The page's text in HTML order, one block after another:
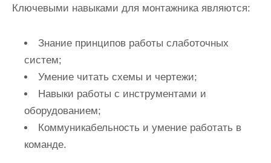
Ключевыми навыками для монтажника являются:
Знание принципов работы слаботочных
систем;
Умение читать схемы и чертежи;
Навыки работы с инструментами и
оборудованием;
Коммуникабельность и умение работать в
команде.